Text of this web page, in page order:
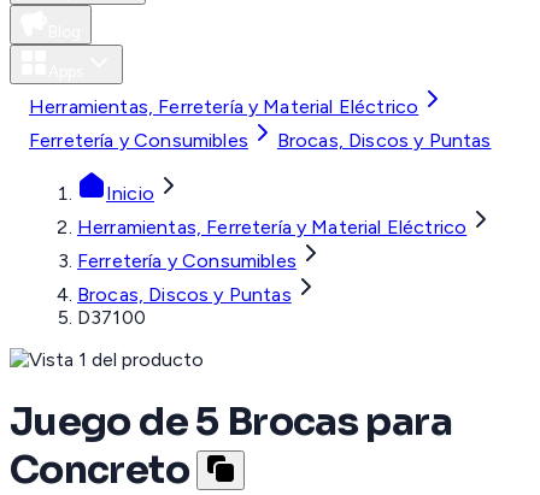
Herramientas, Ferretería y Material Eléctrico
Ferretería y Consumibles
Brocas, Discos y Puntas
Inicio
Herramientas, Ferretería y Material Eléctrico
Ferretería y Consumibles
Brocas, Discos y Puntas
D37100
Juego de 5 Brocas para
Concreto